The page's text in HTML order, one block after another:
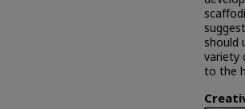
should
variety
to the